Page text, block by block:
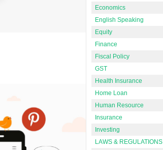
Economics
English Speaking
Equity
Finance
Fiscal Policy
GST
Health Insurance
Home Loan
Human Resource
Insurance
Investing
LAWS & REGULATIONS